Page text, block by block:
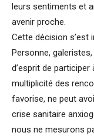
leurs sentiments et
avenir proche.
Cette décision s’est
Personne,
d’esprit de
multiplicité des
favorise, ne peut
crise sanitaire
nous ne mesurons